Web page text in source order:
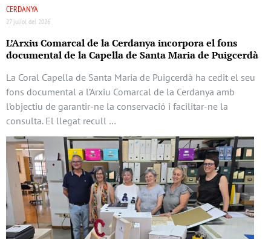
CERDANYA
27 juliol del 2026
L’Arxiu Comarcal de la Cerdanya incorpora el fons
documental de la Capella de Santa Maria de Puigcerdà
La Coral Capella de Santa Maria de Puigcerdà ha cedit el seu
fons documental a l’Arxiu Comarcal de la Cerdanya amb
l’objectiu de garantir-ne la conservació i facilitar-ne la
consulta. El llegat recull …